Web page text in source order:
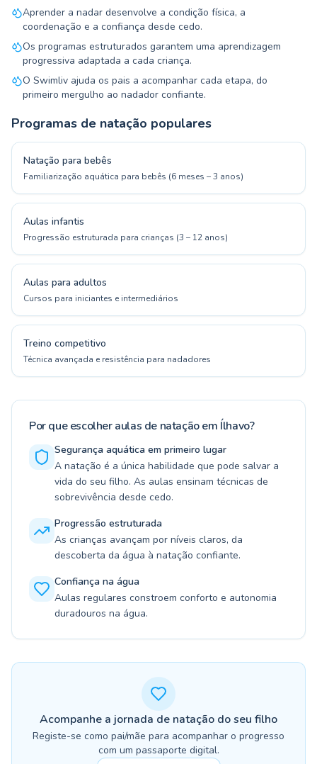
Aprender a nadar desenvolve a condição física, a
coordenação e a confiança desde cedo.
Os programas estruturados garantem uma aprendizagem
progressiva adaptada a cada criança.
O Swimliv ajuda os pais a acompanhar cada etapa, do
primeiro mergulho ao nadador confiante.
Programas de natação populares
Natação para bebês
Familiarização aquática para bebês (6 meses – 3 anos)
Aulas infantis
Progressão estruturada para crianças (3 – 12 anos)
Aulas para adultos
Cursos para iniciantes e intermediários
Treino competitivo
Técnica avançada e resistência para nadadores
Por que escolher aulas de natação em Ílhavo?
Segurança aquática em primeiro lugar
A natação é a única habilidade que pode salvar a
vida do seu filho. As aulas ensinam técnicas de
sobrevivência desde cedo.
Progressão estruturada
As crianças avançam por níveis claros, da
descoberta da água à natação confiante.
Confiança na água
Aulas regulares constroem conforto e autonomia
duradouros na água.
Acompanhe a jornada de natação do seu filho
Registe-se como pai/mãe para acompanhar o progresso
com um passaporte digital.